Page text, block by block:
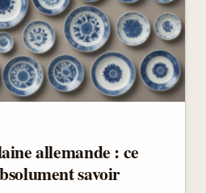
allemande : ce
savoir